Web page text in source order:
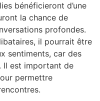
bénéficieront d’une
la chance de
profondes.
il pourrait être
sentiments, car des
Il est important de
permettre